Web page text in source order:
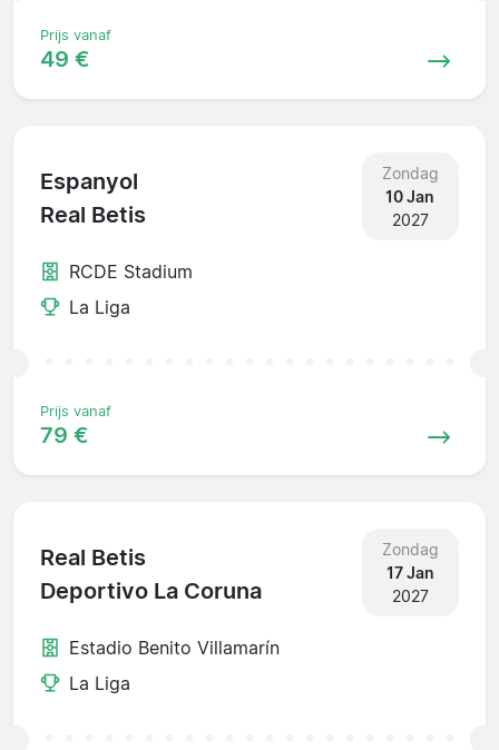
Prijs vanaf
49 €
Espanyol
Real Betis
Zondag
10 Jan
2027
RCDE Stadium
La Liga
Prijs vanaf
79 €
Real Betis
Deportivo La Coruna
Zondag
17 Jan
2027
Estadio Benito Villamarín
La Liga